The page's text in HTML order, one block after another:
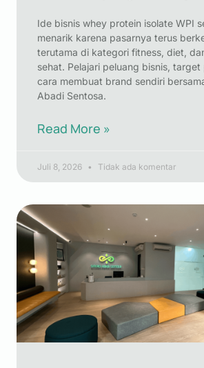
Ide bisnis whey protein isolate WPI
menarik karena pasarnya terus
terutama di kategori fitness, diet,
sehat. Pelajari peluang bisnis, target
cara membuat brand sendiri
Abadi Sentosa.
Read More »
Juli 8, 2026 Tidak ada komentar